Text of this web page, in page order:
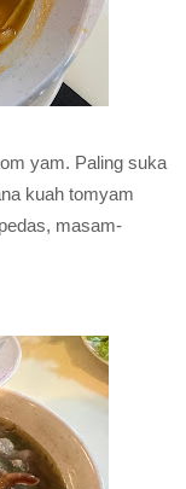
yam. Paling suka
kuah tomyam
masam-